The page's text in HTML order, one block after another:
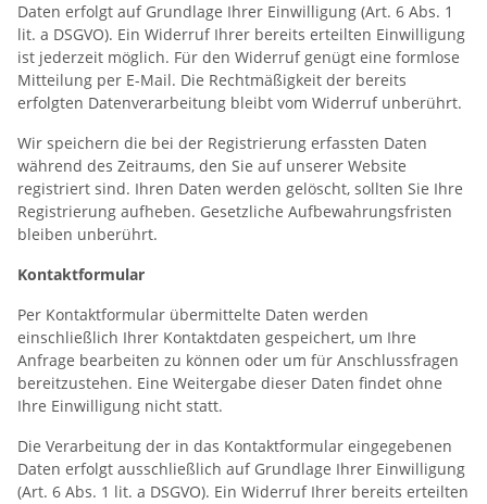
Daten erfolgt auf Grundlage Ihrer Einwilligung (Art. 6 Abs. 1
lit. a DSGVO). Ein Widerruf Ihrer bereits erteilten Einwilligung
ist jederzeit möglich. Für den Widerruf genügt eine formlose
Mitteilung per E-Mail. Die Rechtmäßigkeit der bereits
erfolgten Datenverarbeitung bleibt vom Widerruf unberührt.
Wir speichern die bei der Registrierung erfassten Daten
während des Zeitraums, den Sie auf unserer Website
registriert sind. Ihren Daten werden gelöscht, sollten Sie Ihre
Registrierung aufheben. Gesetzliche Aufbewahrungsfristen
bleiben unberührt.
Kontaktformular
Per Kontaktformular übermittelte Daten werden
einschließlich Ihrer Kontaktdaten gespeichert, um Ihre
Anfrage bearbeiten zu können oder um für Anschlussfragen
bereitzustehen. Eine Weitergabe dieser Daten findet ohne
Ihre Einwilligung nicht statt.
Die Verarbeitung der in das Kontaktformular eingegebenen
Daten erfolgt ausschließlich auf Grundlage Ihrer Einwilligung
(Art. 6 Abs. 1 lit. a DSGVO). Ein Widerruf Ihrer bereits erteilten